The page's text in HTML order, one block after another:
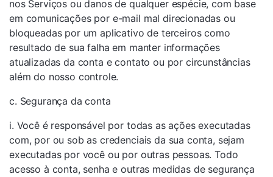
nos Serviços ou danos de qualquer espécie, com base
em comunicações por e-mail mal direcionadas ou
bloqueadas por um aplicativo de terceiros como
resultado de sua falha em manter informações
atualizadas da conta e contato ou por circunstâncias
além do nosso controle.
c. Segurança da conta
i. Você é responsável por todas as ações executadas
com, por ou sob as credenciais da sua conta, sejam
executadas por você ou por outras pessoas. Todo
acesso à conta, senha e outras medidas de segurança